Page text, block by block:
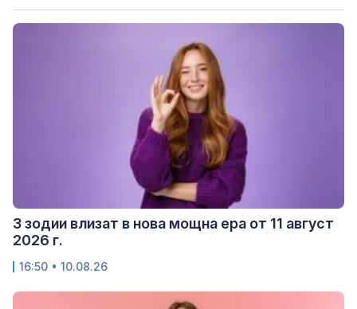
3 зодии влизат в нова мощна ера от 11 август
2026 г.
16:50 • 10.08.26